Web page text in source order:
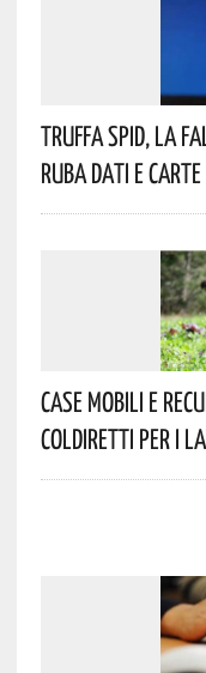
Truffa Spid, La
Ruba Dati E
Case Mobili E
Coldiretti Per I